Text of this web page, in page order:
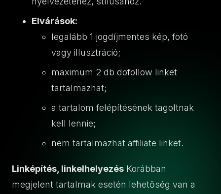
Elvárások:
legalább 1 jogdíjmentes kép, fotó
vagy illusztráció;
maximum 2 db dofollow linket
tartalmazhat;
a tartalom felépítésének tagoltnak
kell lennie;
nem tartalmazhat affiliate linket.
Linképítés, linkelhelyezés Korábban
megjelent tartalmak esetén lehetőség van a